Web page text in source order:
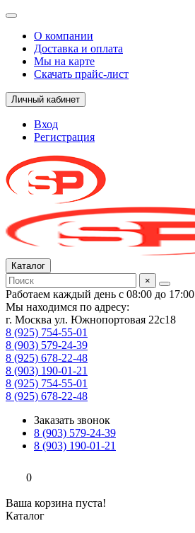
О компании
Доставка и оплата
Мы на карте
Скачать прайс-лист
Личный кабинет
Вход
Регистрация
Каталог
×
Работаем каждый день с 08:00 до 17:00
Мы находимся по адресу:
г. Москва ул. Южнопортовая 22с18
8 (925) 754-55-01
8 (903) 579-24-39
8 (925) 678-22-48
8 (903) 190-01-21
8 (925) 754-55-01
8 (925) 678-22-48
Заказать звонок
8 (903) 579-24-39
8 (903) 190-01-21
0
Ваша корзина пуста!
Каталог